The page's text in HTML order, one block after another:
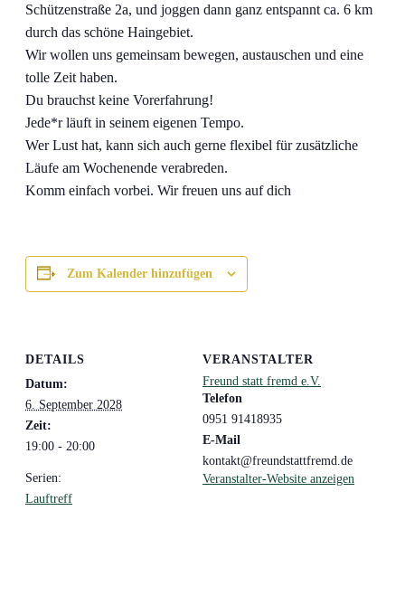
Schützenstraße 2a, und joggen dann ganz entspannt ca. 6 km
durch das schöne Haingebiet.
Wir wollen uns gemeinsam bewegen, austauschen und eine
tolle Zeit haben.
Du brauchst keine Vorerfahrung!
Jede*r läuft in seinem eigenen Tempo.
Wer Lust hat, kann sich auch gerne flexibel für zusätzliche
Läufe am Wochenende verabreden.
Komm einfach vorbei. Wir freuen uns auf dich
Zum Kalender hinzufügen
DETAILS
Datum:
6. September 2028
Zeit:
19:00 - 20:00
Serien:
Lauftreff
VERANSTALTER
Freund statt fremd e.V.
Telefon
0951 91418935
E-Mail
kontakt@freundstattfremd.de
Veranstalter-Website anzeigen